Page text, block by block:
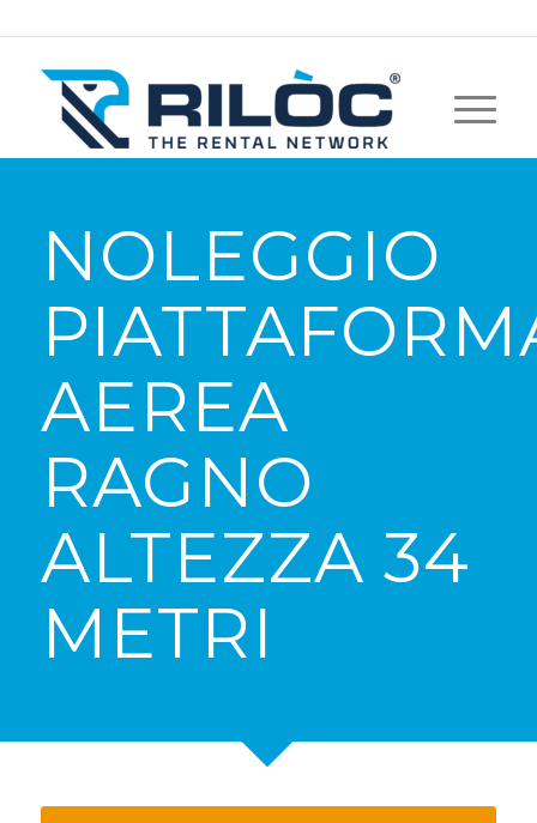
NOLEGGIO
AEREA
RAGNO
ALTEZZA 34
METRI